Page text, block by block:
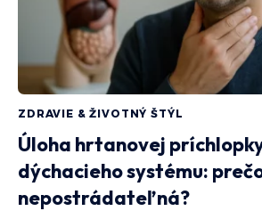
ZDRAVIE & ŽIVOTNÝ ŠTÝL
Úloha hrtanovej
dýchacieho systému:
nepostrádateľná?